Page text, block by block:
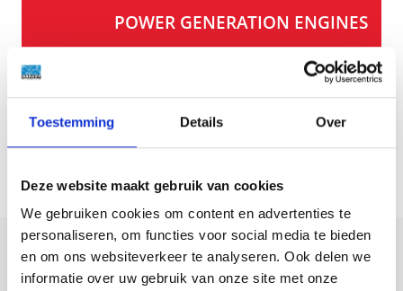
Toestemming Details Over
Deze website maakt gebruik van cookies
We gebruiken cookies om content en advertenties te
personaliseren, om functies voor social media te bieden
en om ons websiteverkeer te analyseren. Ook delen we
informatie over uw gebruik van onze site met onze
POWER GENERATION ENGINES
DIESEL ENGINES